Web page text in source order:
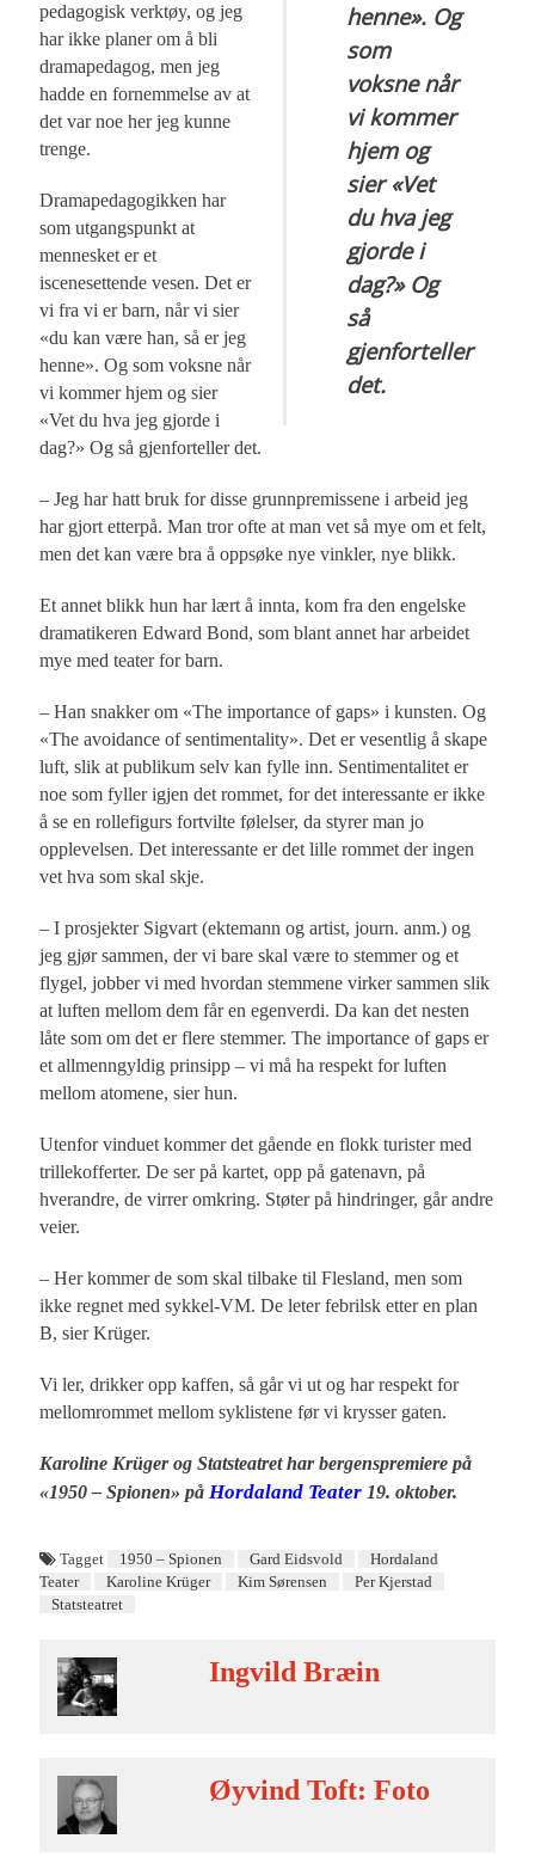
henne». Og
som
voksne når
vi kommer
hjem og
sier «Vet
du hva jeg
gjorde i
dag?» Og
så
gjenforteller
det.
pedagogisk verktøy, og jeg
har ikke planer om å bli
dramapedagog, men jeg
hadde en fornemmelse av at
det var noe her jeg kunne
trenge.
Dramapedagogikken har
som utgangspunkt at
mennesket er et
iscenesettende vesen. Det er
vi fra vi er barn, når vi sier
«du kan være han, så er jeg
henne». Og som voksne når
vi kommer hjem og sier
«Vet du hva jeg gjorde i
dag?» Og så gjenforteller det.
– Jeg har hatt bruk for disse grunnpremissene i arbeid jeg
har gjort etterpå. Man tror ofte at man vet så mye om et felt,
men det kan være bra å oppsøke nye vinkler, nye blikk.
Et annet blikk hun har lært å innta, kom fra den engelske
dramatikeren Edward Bond, som blant annet har arbeidet
mye med teater for barn.
– Han snakker om «The importance of gaps» i kunsten. Og
«The avoidance of sentimentality». Det er vesentlig å skape
luft, slik at publikum selv kan fylle inn. Sentimentalitet er
noe som fyller igjen det rommet, for det interessante er ikke
å se en rollefigurs fortvilte følelser, da styrer man jo
opplevelsen. Det interessante er det lille rommet der ingen
vet hva som skal skje.
– I prosjekter Sigvart (ektemann og artist, journ. anm.) og
jeg gjør sammen, der vi bare skal være to stemmer og et
flygel, jobber vi med hvordan stemmene virker sammen slik
at luften mellom dem får en egenverdi. Da kan det nesten
låte som om det er flere stemmer. The importance of gaps er
et allmenngyldig prinsipp – vi må ha respekt for luften
mellom atomene, sier hun.
Utenfor vinduet kommer det gående en flokk turister med
trillekofferter. De ser på kartet, opp på gatenavn, på
hverandre, de virrer omkring. Støter på hindringer, går andre
veier.
– Her kommer de som skal tilbake til Flesland, men som
ikke regnet med sykkel-VM. De leter febrilsk etter en plan
B, sier Krüger.
Vi ler, drikker opp kaffen, så går vi ut og har respekt for
mellomrommet mellom syklistene før vi krysser gaten.
Karoline Krüger og Statsteatret har bergenspremiere på
«1950 – Spionen» påHordaland Teater 19. oktober.
Tagget 1950 – Spionen Gard Eidsvold
Hordaland
Teater
Karoline Krüger Kim Sørensen
Per Kjerstad
Statsteatret
Ingvild Bræin
Øyvind Toft: Foto